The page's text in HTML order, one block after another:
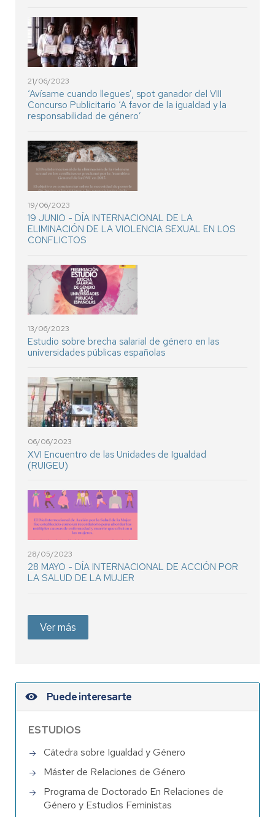
21/06/2023
‘Avísame cuando llegues’, spot ganador del VIII
Concurso Publicitario ‘A favor de la igualdad y la
responsabilidad de género’
19/06/2023
19 JUNIO - DÍA INTERNACIONAL DE LA
ELIMINACIÓN DE LA VIOLENCIA SEXUAL EN LOS
CONFLICTOS
13/06/2023
Estudio sobre brecha salarial de género en las
universidades públicas españolas
06/06/2023
XVI Encuentro de las Unidades de Igualdad
(RUIGEU)
28/05/2023
28 MAYO - DÍA INTERNACIONAL DE ACCIÓN POR
LA SALUD DE LA MUJER
Ver más
Puede interesarte
ESTUDIOS
Cátedra sobre Igualdad y Género
Máster de Relaciones de Género
Programa de Doctorado En Relaciones de
Género y Estudios Feministas